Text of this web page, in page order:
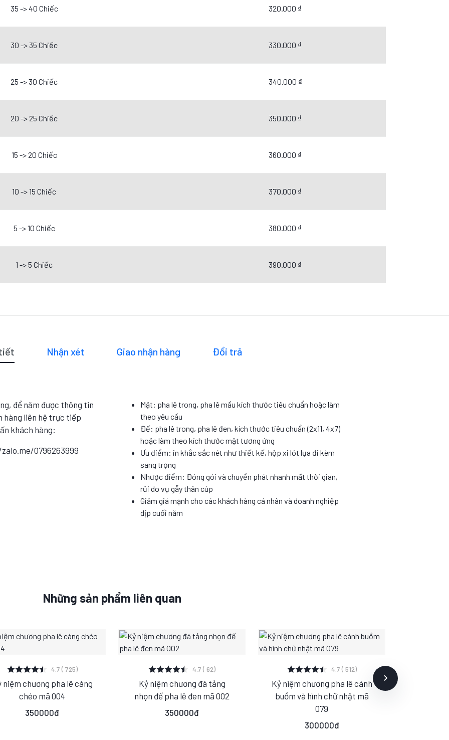
35 -> 40 Chiếc 320.000 ₫
30 -> 35 Chiếc 330.000 ₫
25 -> 30 Chiếc 340.000 ₫
20 -> 25 Chiếc 350.000 ₫
15 -> 20 Chiếc 360.000 ₫
10 -> 15 Chiếc 370.000 ₫
5 -> 10 Chiếc 380.000 ₫
1 -> 5 Chiếc 390.000 ₫
Nhận xét Giao nhận hàng Đổi trả
để năm được thông tin
hàng liên hệ trực tiếp
khách hàng:
0796263999
Mặt: pha lê trong, pha lê mầu kích thước tiêu chuẩn hoặc làm
theo yêu cầu
Đế: pha lê trong, pha lê đen, kích thước tiêu chuẩn (2x11, 4x7)
hoặc làm theo kích thước mặt tương ứng
Ưu điểm: in khắc sắc nét như thiết kế, hộp xi lót lụa đi kèm
sang trọng
Nhược điểm: Đóng gói và chuyển phát nhanh mất thời gian,
rủi do vụ gẫy thân cúp
Giảm giá mạnh cho các khách hàng cá nhân và doanh nghiệp
dịp cuối năm
Những sản phẩm liên quan
XEM CHI TIẾT
S M L
4.7 ( 725)
niệm chương pha lê càng
chéo mã 004
350000đ
XEM CHI TIẾT
S M L
4.7 ( 62)
Kỷ niệm chương đá tảng
nhọn đế pha lê đen mã 002
350000đ
XEM CHI TIẾT
S M L
4.7 ( 512)
Kỷ niệm chương pha lê cánh
buồm và hình chữ nhật mã
079
300000đ